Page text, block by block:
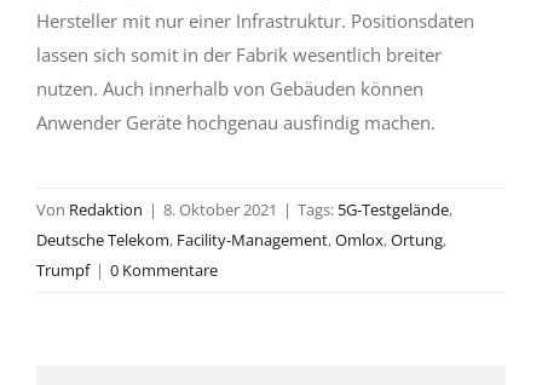
Hersteller mit nur einer Infrastruktur. Positionsdaten
lassen sich somit in der Fabrik wesentlich breiter
nutzen. Auch innerhalb von Gebäuden können
Anwender Geräte hochgenau ausfindig machen.
Von Redaktion | 8. Oktober 2021 | Tags: 5G-Testgelände,
Deutsche Telekom, Facility-Management,Omlox,Ortung,
Trumpf | 0 Kommentare